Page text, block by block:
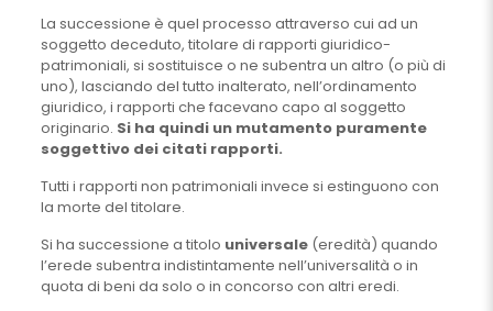
La successione è quel processo attraverso cui ad un
soggetto deceduto, titolare di rapporti giuridico-
patrimoniali, si sostituisce o ne subentra un altro (o più di
uno), lasciando del tutto inalterato, nell’ordinamento
giuridico, i rapporti che facevano capo al soggetto
originario. Si ha quindi un mutamento puramente
soggettivo dei citati rapporti.
Tutti i rapporti non patrimoniali invece si estinguono con
la morte del titolare.
Si ha successione a titolo universale(eredità) quando
l’erede subentra indistintamente nell’universalità o in
quota di beni da solo o in concorso con altri eredi.